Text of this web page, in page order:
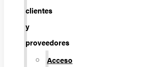
clientes
y
proveedores
Acceso